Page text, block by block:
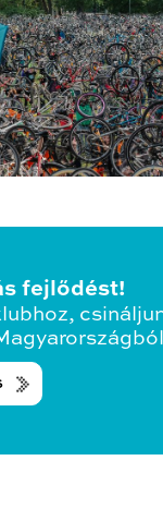
fejlődést!